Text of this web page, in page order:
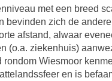
met een breed
bevinden zich de
afstand, alwaar
(o.a. ziekenhuis)
rondom Wiesmoor
en is